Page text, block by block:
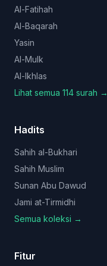
Al-Fatihah
Al-Baqarah
Yasin
Al-Mulk
Al-Ikhlas
Lihat semua 114 surah →
Hadits
Sahih al-Bukhari
Sahih Muslim
Sunan Abu Dawud
Jami at-Tirmidhi
Semua koleksi →
Fitur